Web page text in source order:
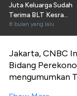
Juta Keluarga Sudah
Terima BLT Kesra
Rp 900 Ribu
8 bulan yang lalu
Jakarta, CNBC
Bidang
mengumumkan